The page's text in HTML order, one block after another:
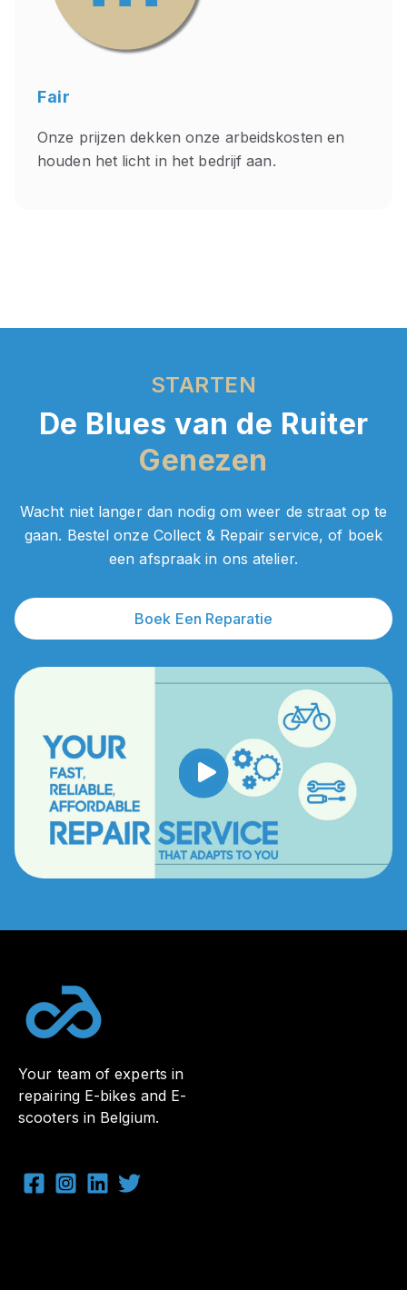
Fair
Onze prijzen dekken onze arbeidskosten en
houden het licht in het bedrijf aan.
STARTEN
De Blues van de Ruiter
Genezen
Wacht niet langer dan nodig om weer de straat op te
gaan. Bestel onze Collect & Repair service, of boek
een afspraak in ons atelier.
Boek Een Reparatie
Your team of experts in
repairing E-bikes and E-
scooters in Belgium.